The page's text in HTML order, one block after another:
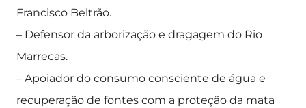
Francisco Beltrão.
– Defensor da arborização e dragagem do Rio
Marrecas.
– Apoiador do consumo consciente de água e
recuperação de fontes com a proteção da mata